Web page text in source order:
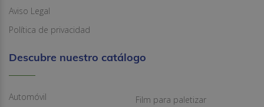
Aviso Legal
Política de privacidad
Descubre nuestro catálogo
Automóvil
Film para paletizar